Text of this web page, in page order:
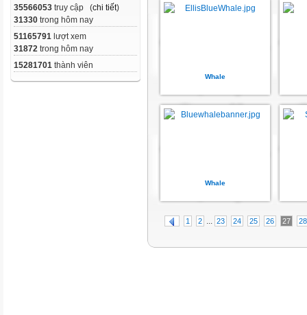
35566053 truy cập (chi tiết)
31330 trong hôm nay
51165791 lượt xem
31872 trong hôm nay
15281701 thành viên
Whale
Whale
1 2 ... 23 24 25 26 27 28